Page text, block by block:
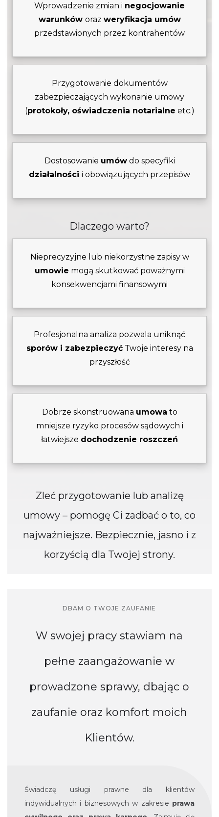
Wprowadzenie zmian i negocjowanie
warunków oraz weryfikacja umów
przedstawionych przez kontrahentów
Przygotowanie dokumentów
zabezpieczających wykonanie umowy
(protokoły, oświadczenia notarialne etc.)
Dostosowanie umówdo specyfiki
działalności i obowiązujących przepisów
Dlaczego warto?
Nieprecyzyjne lub niekorzystne zapisy w
umowie mogą skutkować poważnymi
konsekwencjami finansowymi
Profesjonalna analiza pozwala uniknąć
sporów i zabezpieczyćTwoje interesy na
przyszłość
Dobrze skonstruowana umowa to
mniejsze ryzyko procesów sądowych i
łatwiejsze dochodzenie roszczeń
Zleć przygotowanie lub analizę
umowy – pomogę Ci zadbać o to, co
najważniejsze. Bezpiecznie, jasno i z
korzyścią dla Twojej strony.
DBAM O TWOJE ZAUFANIE
W swojej pracy stawiam na
pełne zaangażowanie w
prowadzone sprawy, dbając o
zaufanie oraz komfort moich
Klientów.
Świadczę usługi prawne dla klientów
indywidualnych i biznesowych w zakresie prawa